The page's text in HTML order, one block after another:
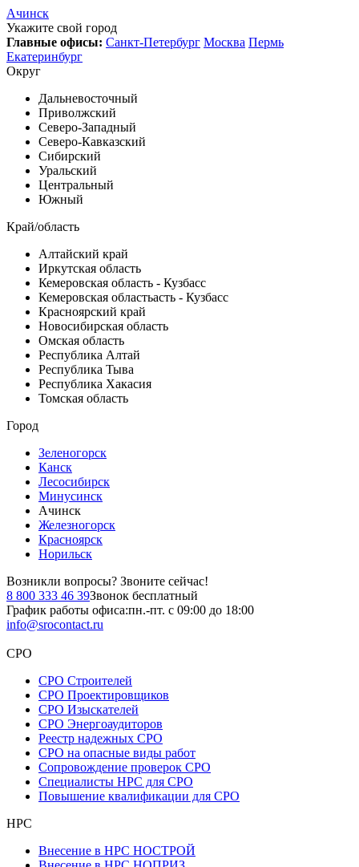
Ачинск
Укажите свой город
Главные офисы: Санкт-Петербург Москва Пермь
Екатеринбург
Округ
Дальневосточный
Приволжский
Северо-Западный
Северо-Кавказский
Сибирский
Уральский
Центральный
Южный
Край/область
Алтайский край
Иркутская область
Кемеровская область - Кузбасс
Кемеровская областьасть - Кузбасс
Красноярский край
Новосибирская область
Омская область
Республика Алтай
Республика Тыва
Республика Хакасия
Томская область
Город
Зеленогорск
Канск
Лесосибирск
Минусинск
Ачинск
Железногорск
Красноярск
Норильск
Возникли вопросы? Звоните сейчас!
8 800 333 46 39Звонок бесплатный
График работы офиса:пн.-пт. с 09:00 до 18:00
info@srocontact.ru
СРО
СРО Строителей
СРО Проектировщиков
СРО Изыскателей
СРО Энергоаудиторов
Реестр надежных СРО
СРО на опасные виды работ
Сопровождение проверок СРО
Специалисты НРС для СРО
Повышение квалификации для СРО
НРС
Внесение в НРС НОСТРОЙ